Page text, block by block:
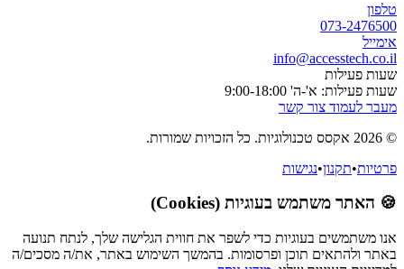
טלפון
073-2476500
אימייל
info@accesstech.co.il
שעות פעילות
שעות פעילות: א'-ה' 9:00-18:00
מעבר לעמוד צור קשר
© 2026 אקסס טכנולוגיות. כל הזכויות שמורות.
פרטיות•תקנון•נגישות
🍪 האתר משתמש בעוגיות (Cookies)
אנו משתמשים בעוגיות כדי לשפר את חווית הגלישה שלך, לנתח תנועה
באתר ולהתאים תוכן ופרסומות. בהמשך השימוש באתר, את/ה מסכים/ה